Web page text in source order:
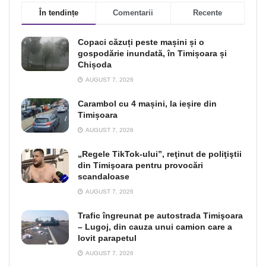
În tendințe Comentarii Recente
Copaci căzuți peste mașini și o
gospodărie inundată, în Timișoara și
Chișoda
AUGUST 7, 2026
Carambol cu 4 mașini, la ieșire din
Timișoara
AUGUST 7, 2026
„Regele TikTok-ului”, reţinut de poliţiştii
din Timişoara pentru provocări
scandaloase
AUGUST 7, 2026
Trafic îngreunat pe autostrada Timişoara
– Lugoj, din cauza unui camion care a
lovit parapetul
AUGUST 7, 2026